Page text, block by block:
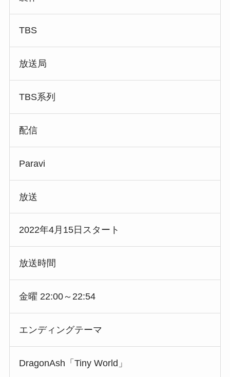
TBS
放送局
TBS系列
配信
Paravi
放送
2022年4月15日スタート
放送時間
金曜 22:00～22:54
エンディングテーマ
DragonAsh「Tiny World」